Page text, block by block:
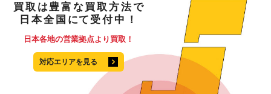
買取 は豊富な買取方法で
日本全国 にて 受付中！
日本各地の営業拠点より買取！
対応エリアを見る